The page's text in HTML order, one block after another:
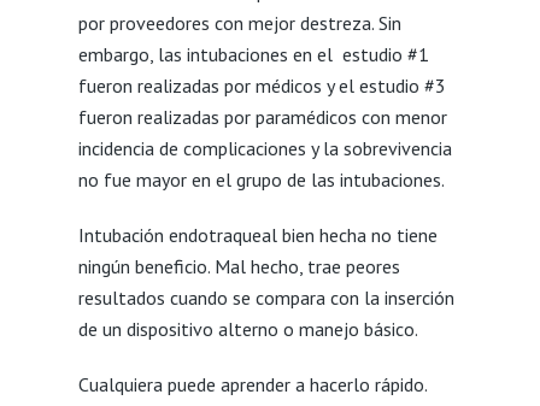
por proveedores con mejor destreza. Sin
embargo, las intubaciones en el estudio #1
fueron realizadas por médicos y el estudio #3
fueron realizadas por paramédicos con menor
incidencia de complicaciones y la sobrevivencia
no fue mayor en el grupo de las intubaciones.
Intubación endotraqueal bien hecha no tiene
ningún beneficio. Mal hecho, trae peores
resultados cuando se compara con la inserción
de un dispositivo alterno o manejo básico.
Cualquiera puede aprender a hacerlo rápido.